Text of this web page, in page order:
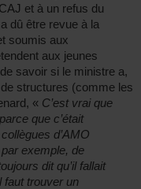
et à un refus du
dû être revue à la
soumis aux
aux jeunes
savoir si le ministre a,
structures (comme les
« C’est vrai que
que c’était
d’AMO
exemple, de
dit qu’il fallait
faut trouver un